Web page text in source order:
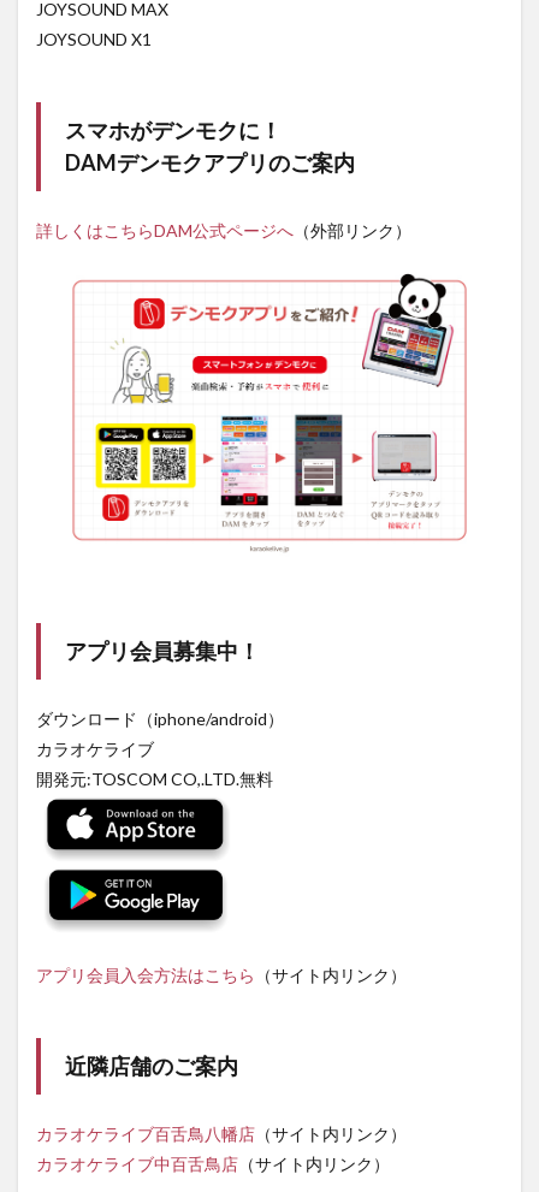
JOYSOUND MAX
JOYSOUND X1
スマホがデンモクに！
DAMデンモクアプリのご案内
詳しくはこちらDAM公式ページへ （外部リンク）
アプリ会員募集中！
ダウンロード（iphone/android）
カラオケライブ
開発元:TOSCOM CO,.LTD.無料
アプリ会員入会方法はこちら （サイト内リンク）
近隣店舗のご案内
カラオケライブ百舌鳥八幡店 （サイト内リンク）
カラオケライブ中百舌鳥店 （サイト内リンク）